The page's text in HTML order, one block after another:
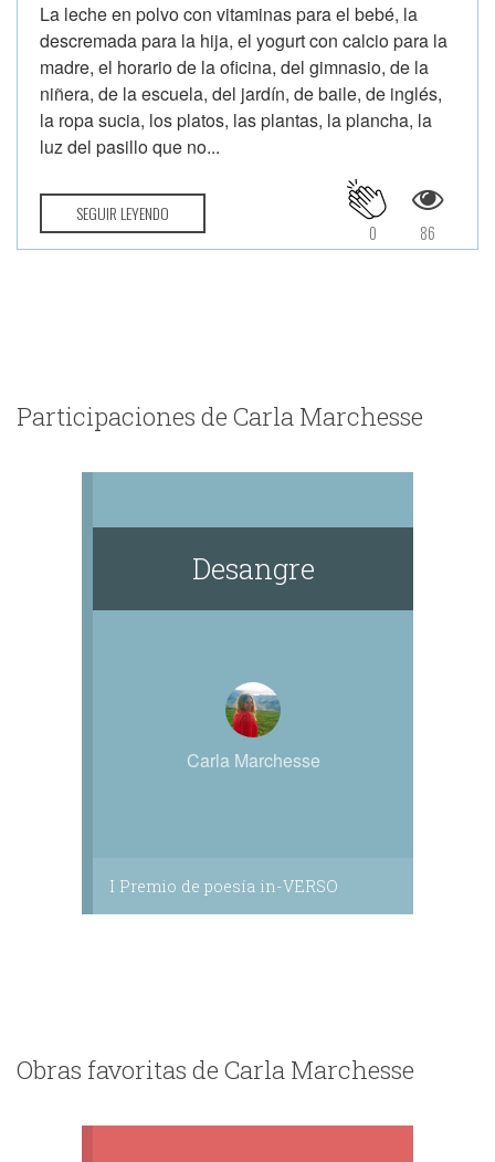
La leche en polvo con vitaminas para el bebé, la
descremada para la hija, el yogurt con calcio para la
madre, el horario de la oficina, del gimnasio, de la
niñera, de la escuela, del jardín, de baile, de inglés,
la ropa sucia, los platos, las plantas, la plancha, la
luz del pasillo que no...
SEGUIR LEYENDO
86
0
Participaciones de Carla Marchesse
Desangre
Carla Marchesse
I Premio de poesía in-VERSO
Obras favoritas de Carla Marchesse